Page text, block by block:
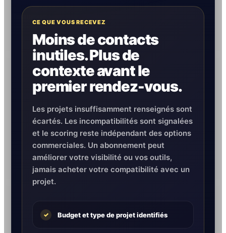
CE QUE VOUS RECEVEZ
Moins de contacts
inutiles. Plus de
contexte avant le
premier rendez-vous.
Les projets insuffisamment renseignés sont
écartés. Les incompatibilités sont signalées
et le scoring reste indépendant des options
commerciales. Un abonnement peut
améliorer votre visibilité ou vos outils,
jamais acheter votre compatibilité avec un
projet.
✓ Budget et type de projet identifiés